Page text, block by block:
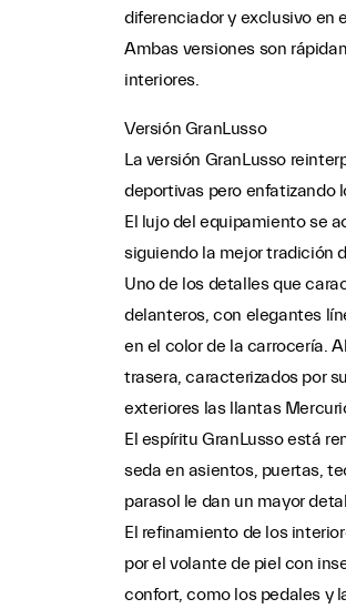
diferenciador y exclusivo en
Ambas versiones son
interiores.
Versión GranLusso
La versión GranLusso
deportivas pero enfatizando
El lujo del equipamiento se
siguiendo la mejor tradición
Uno de los detalles que
delanteros, con elegantes
en el color de la carrocería.
trasera, caracterizados por
exteriores las llantas
El espíritu GranLusso está
seda en asientos, puertas,
parasol le dan un mayor
El refinamiento de los
por el volante de piel con
confort, como los pedales y